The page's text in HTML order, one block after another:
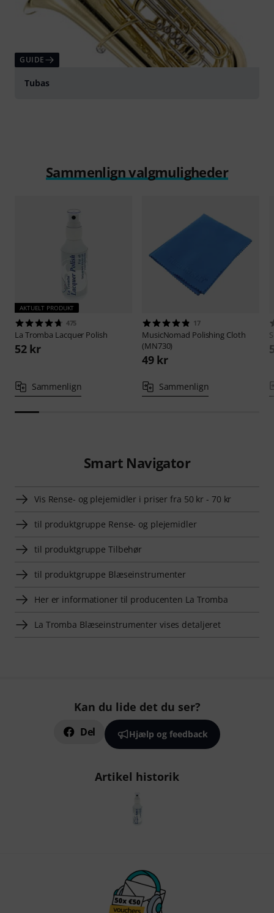
GUIDE
Tubas
Sammenlign valgmuligheder
AKTUELT PRODUKT
475
La Tromba Lacquer Polish
52 kr
Sammenlign
17
MusicNomad Polishing Cloth
(MN730)
49 kr
Sammenlign
Smart Navigator
Vis Rense- og plejemidler i priser fra 50 kr - 70 kr
til produktgruppe Rense- og plejemidler
til produktgruppe Tilbehør
til produktgruppe Blæseinstrumenter
Her er informationer til producenten La Tromba
La Tromba Blæseinstrumenter vises detaljeret
Kan du lide det du ser?
Del Hjælp og feedback
Artikel historik